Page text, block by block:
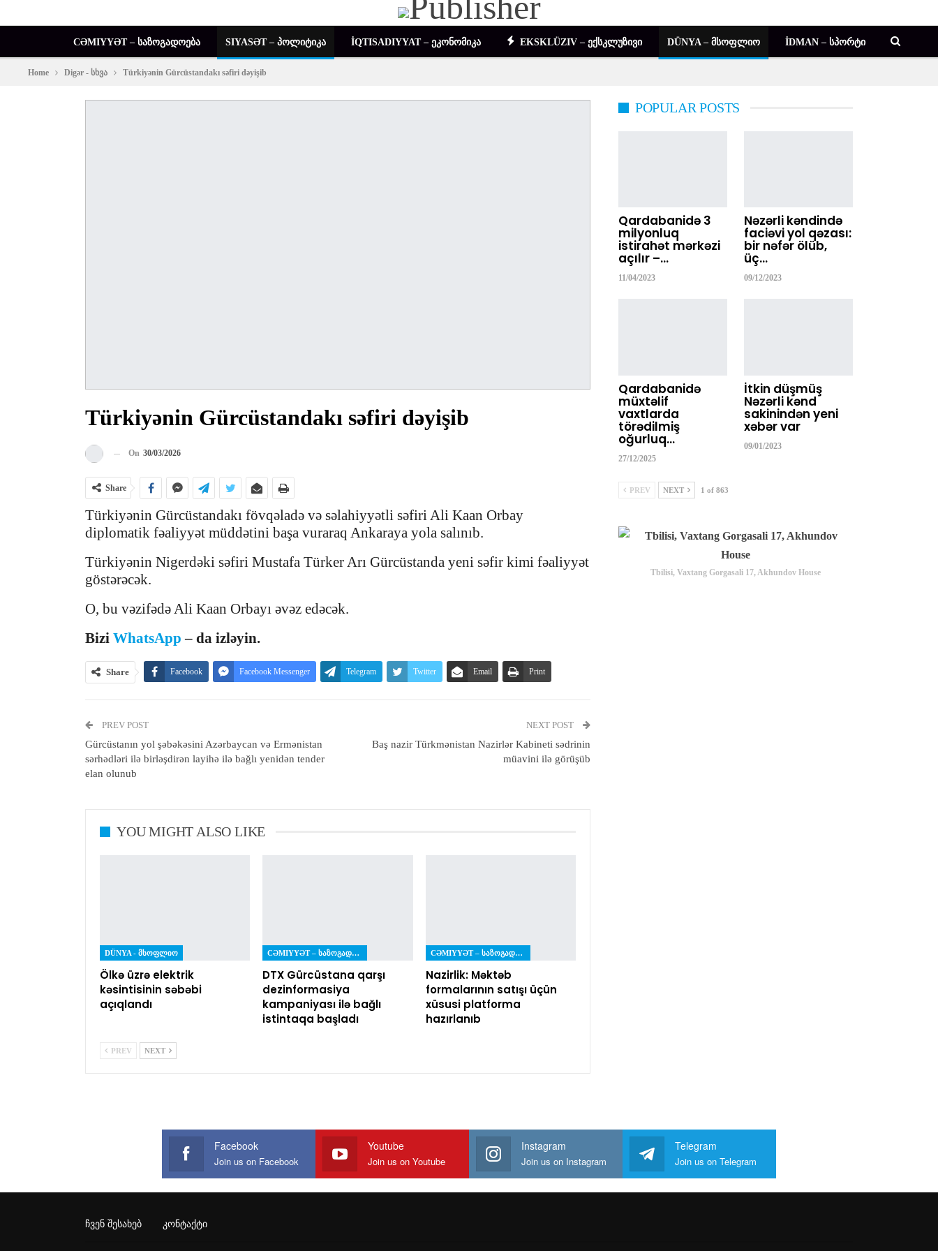
CƏMIYYƏT – ᲡᲐᲖᲝᲒᲐᲓᲝᲔᲑᲐ SIYASƏT – ᲞᲝᲚᲘᲢᲘᲙᲐ İQTISADIYYAT – ᲔᲙᲝᲜᲝᲛᲘᲙᲐ EKSKLÜZIV – ᲔᲥᲡᲙᲚᲣᲖᲘᲕᲘ DÜNYA – ᲛᲡᲝᲤᲚᲘᲝ İDMAN – ᲡᲞᲝᲠᲢᲘ
Home Digər - სხვა Türkiyənin Gürcüstandakı səfiri dəyişib
Türkiyənin Gürcüstandakı səfiri dəyişib
On 30/03/2026
Share
Türkiyənin Gürcüstandakı fövqəladə və səlahiyyətli səfiri Ali Kaan Orbay
diplomatik fəaliyyət müddətini başa vuraraq Ankaraya yola salınıb.
Türkiyənin Nigerdəki səfiri Mustafa Türker Arı Gürcüstanda yeni səfir kimi fəaliyyət
göstərəcək.
O, bu vəzifədə Ali Kaan Orbayı əvəz edəcək.
Bizi WhatsApp – da izləyin.
Share Facebook Facebook Messenger Telegram Twitter Email Print
PREV POST
Gürcüstanın yol şəbəkəsini Azərbaycan və Ermənistan
sərhədləri ilə birləşdirən layihə ilə bağlı yenidən tender
elan olunub
NEXT POST
Baş nazir Türkmənistan Nazirlər Kabineti sədrinin
müavini ilə görüşüb
YOU MIGHT ALSO LIKE
DÜNYA - ᲛᲡᲝᲤᲚᲘᲝ
Ölkə üzrə elektrik
kəsintisinin səbəbi
açıqlandı
CƏMIYYƏT – ᲡᲐᲖᲝᲒᲐᲓᲝᲔᲑᲐ
DTX Gürcüstana qarşı
dezinformasiya
kampaniyası ilə bağlı
istintaqa başladı
CƏMIYYƏT – ᲡᲐᲖᲝᲒᲐᲓᲝᲔᲑᲐ
Nazirlik: Məktəb
formalarının satışı üçün
xüsusi platforma
hazırlanıb
PREV NEXT
POPULAR POSTS
Qardabanidə 3
milyonluq
istirahət mərkəzi
açılır –…
11/04/2023
Nəzərli kəndində
faciəvi yol qəzası:
bir nəfər ölüb,
üç…
09/12/2023
Qardabanidə
müxtəlif
vaxtlarda
törədilmiş
oğurluq…
27/12/2025
İtkin düşmüş
Nəzərli kənd
sakinindən yeni
xəbər var
09/01/2023
PREV NEXT 1 of 863
Tbilisi, Vaxtang Gorgasali 17, Akhundov House
Facebook
Join us on Facebook
Youtube
Join us on Youtube
Instagram
Join us on Instagram
Telegram
Join us on Telegram
ᲩᲕᲔᲜ ᲨᲔᲡᲐᲮᲔᲑ ᲙᲝᲜᲢᲐᲥᲢᲘ